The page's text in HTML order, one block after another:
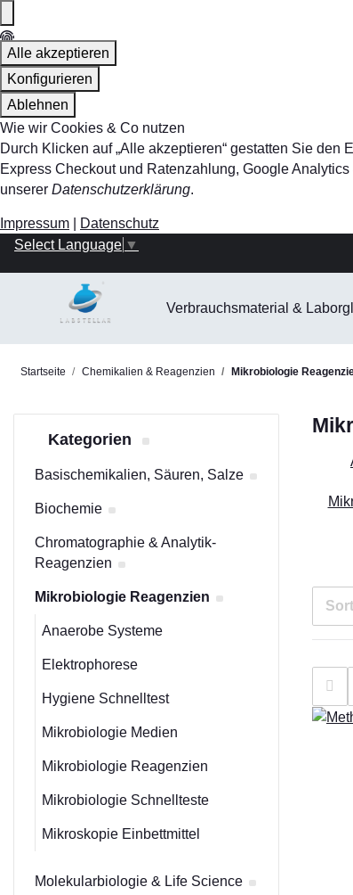
Alle akzeptieren
Konfigurieren
Ablehnen
Wie wir Cookies & Co nutzen
Durch Klicken auf „Alle akzeptieren“ gestatten Sie
Express Checkout und Ratenzahlung, Google
unserer Datenschutzerklärung.
Impressum
Datenschutz
Select Language ▼
Verbrauchsmaterial &
Startseite Chemikalien & Reagenzien Mikrobiologie
Kategorien
Basischemikalien, Säuren, Salze
Biochemie
Chromatographie & Analytik-
Reagenzien
Mikrobiologie Reagenzien
Anaerobe Systeme
Elektrophorese
Hygiene Schnelltest
Mikrobiologie Medien
Mikrobiologie Reagenzien
Mikrobiologie Schnellteste
Mikroskopie Einbettmittel
Molekularbiologie & Life Science